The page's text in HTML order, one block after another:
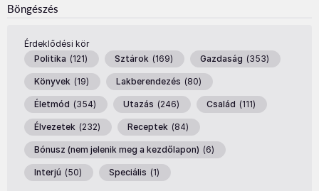
Böngészés
Érdeklődési kör
Politika (121) Sztárok (169) Gazdaság (353)
Könyvek (19) Lakberendezés (80)
Életmód (354) Utazás (246) Család (111)
Élvezetek (232) Receptek (84)
Bónusz (nem jelenik meg a kezdőlapon) (6)
Interjú (50) Speciális (1)